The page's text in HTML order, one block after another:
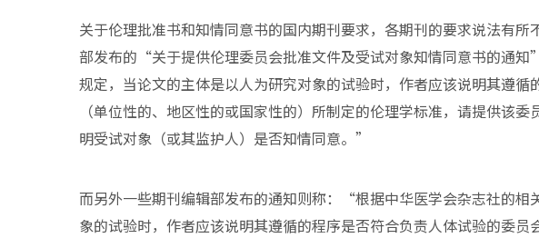
关于伦理批准书和知情同意书的国内期刊要求，各期刊的要求说法有
部发布的“关于提供伦理委员会批准文件及受试对象知情同意书的通
规定，当论文的主体是以人为研究对象的试验时，作者应该说明其遵
（单位性的、地区性的或国家性的）所制定的伦理学标准，请提供该
明受试对象（或其监护人）是否知情同意。”
而另外一些期刊编辑部发布的通知则称：“根据中华医学会杂志社的相
象的试验时，作者应该说明其遵循的程序是否符合负责人体试验的委员